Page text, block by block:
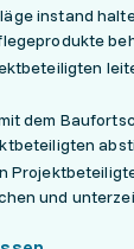
instand
dem
und